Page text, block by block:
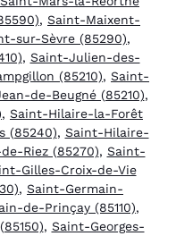
, Saint-Maixent-
sur-Sèvre (85290),
, Saint-Julien-des-
(85210), Saint-
de-Beugné (85210),
, Saint-Hilaire-la-Forêt
(85240), Saint-Hilaire-
Riez (85270), Saint-
Gilles-Croix-de-Vie
, Saint-Germain-
de-Prinçay (85110),
, Saint-Georges-